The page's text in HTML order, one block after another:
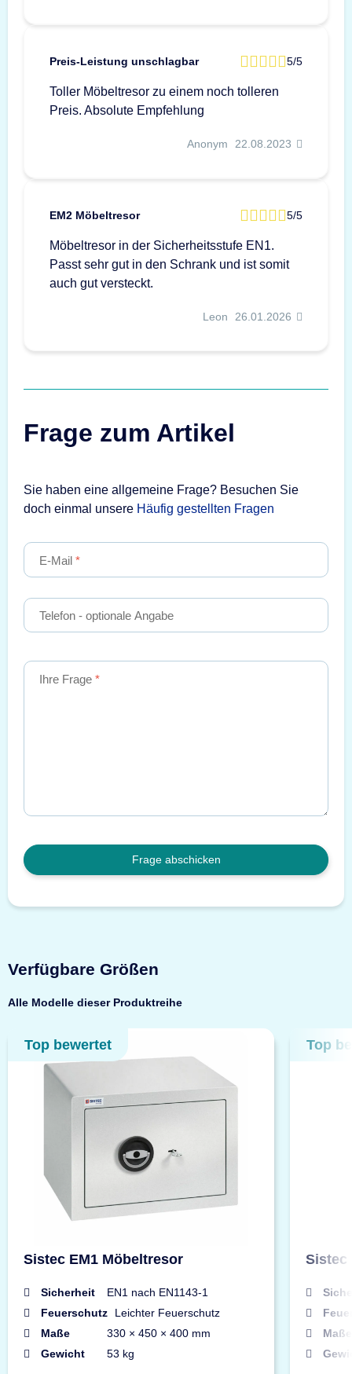
Preis-Leistung unschlagbar 5/5
Toller Möbeltresor zu einem noch tolleren
Preis. Absolute Empfehlung
Anonym 22.08.2023
EM2 Möbeltresor 5/5
Möbeltresor in der Sicherheitsstufe EN1.
Passt sehr gut in den Schrank und ist somit
auch gut versteckt.
Leon 26.01.2026
Frage zum Artikel
Sie haben eine allgemeine Frage? Besuchen Sie
doch einmal unsere Häufig gestellten Fragen
E-Mail
Telefon - optionale Angabe
Ihre Frage
Frage abschicken
Verfügbare Größen
Alle Modelle dieser Produktreihe
Top bewertet
Sistec EM1 Möbeltresor
Sicherheit
EN1 nach EN1143-1
Feuerschutz
Leichter Feuerschutz
Maße
330 × 450 × 400 mm
Gewicht
53 kg
Top
Sistec
Maße